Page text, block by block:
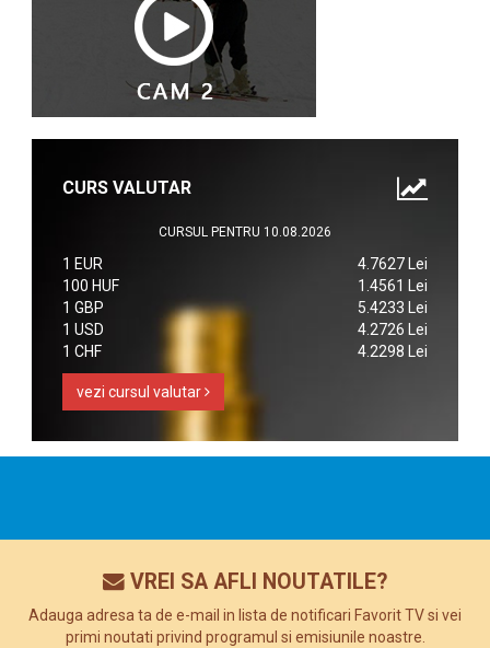
CURS VALUTAR
CURSUL PENTRU 10.08.2026
1 EUR
4.7627 Lei
100 HUF
1.4561 Lei
1 GBP
5.4233 Lei
1 USD
4.2726 Lei
1 CHF
4.2298 Lei
vezi cursul valutar
VREI SA AFLI NOUTATILE?
Adauga adresa ta de e-mail in lista de notificari Favorit TV si vei
primi noutati privind programul si emisiunile noastre.